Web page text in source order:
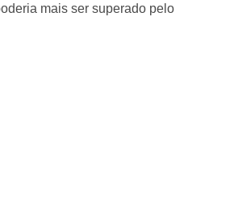
mais ser superado pelo